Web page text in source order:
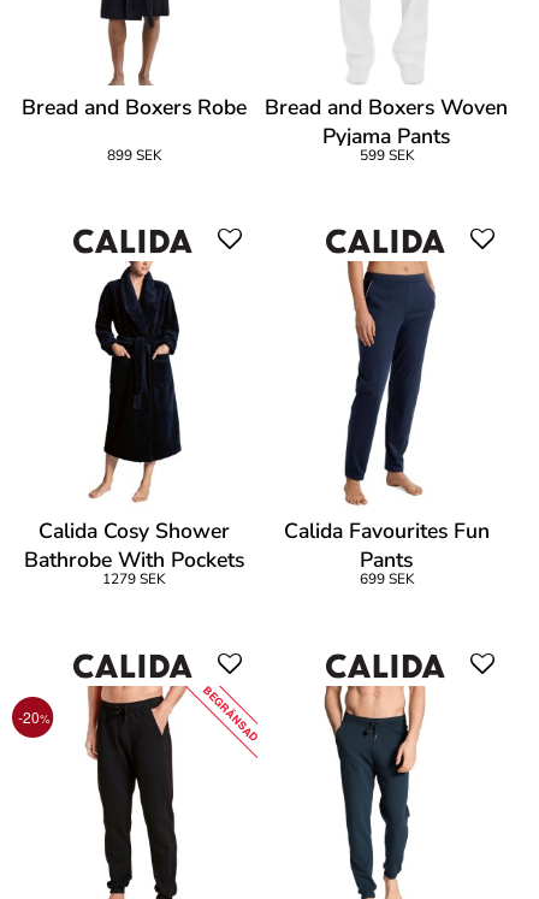
Bread and Boxers Robe
899 SEK
Bread and Boxers Woven
Pyjama Pants
599 SEK
Calida Cosy Shower
Bathrobe With Pockets
1279 SEK
Calida Favourites Fun
Pants
699 SEK
-20% BEGRÄNSAD